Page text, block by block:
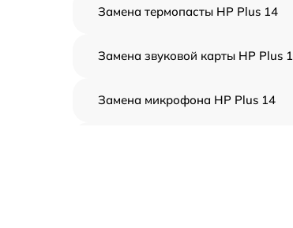
Замена термопасты HP Plus 14
Замена звуковой карты HP Plus
Замена микрофона HP Plus 14